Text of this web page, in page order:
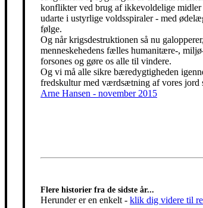
konflikter ved brug af ikkevoldelige
udarte i ustyrlige voldsspiraler - med
følge.
Og når krigsdestruktionen så nu
menneskehedens fælles humanitære-,
forsones og gøre os alle til vindere.
Og vi må alle sikre bæredygtigheden
fredskultur med værdsætning af vores jord
Arne Hansen - november 2015
Flere historier fra de sidste år...
Herunder er en enkelt - klik dig videre til